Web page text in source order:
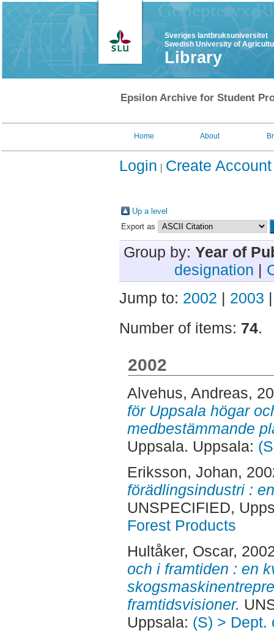
Sveriges lantbruksuniversitet
Swedish University of
Library
Epsilon Archive for Student
Home About
Login Create Account
Up a level
Export as
Group by: Year of
designation |
Jump to: 2002 | 2003
Number of items: 74.
2002
Alvehus, Andreas,
för Uppsala högar
medbestämmande
Uppsala. Uppsala:
Eriksson, Johan,
förädlingsindustri :
UNSPECIFIED,
Forest Products
Hultåker, Oscar,
och i framtiden : en
framtidsvisioner.
Uppsala: (S) > Dept.